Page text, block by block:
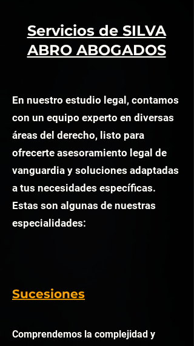
Servicios de SILVA
ABRO ABOGADOS
En nuestro estudio legal, contamos
con un equipo experto en diversas
áreas del derecho, listo para
ofrecerte asesoramiento legal de
vanguardia y soluciones adaptadas
a tus necesidades específicas.
Estas son algunas de nuestras
especialidades:
Sucesiones
Comprendemos la complejidad y